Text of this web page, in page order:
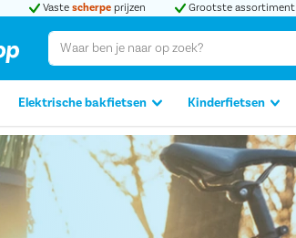
Vaste scherpe prijzen Grootste assortiment
Elektrische bakfietsen Kinderfietsen